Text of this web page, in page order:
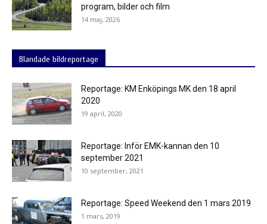
program, bilder och film
14 maj, 2026
Blandade bildreportage
Reportage: KM Enköpings MK den 18 april
2020
19 april, 2020
Reportage: Inför EMK-kannan den 10
september 2021
10 september, 2021
Reportage: Speed Weekend den 1 mars 2019
1 mars, 2019